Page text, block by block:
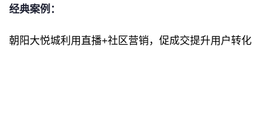
经典案例：
朝阳大悦城利用直播+社区营销，促成交提升用户转化